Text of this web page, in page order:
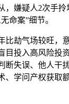
嫌疑人2次手拎
命案”细节。
劫气场较旺，意
目投入高风险投
断失误、他人干
、学问产权获取